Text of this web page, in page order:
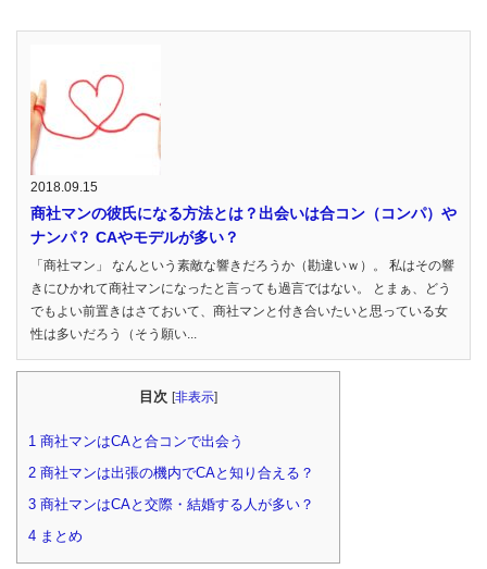
2018.09.15
商社マンの彼氏になる方法とは？出会いは合コン（コンパ）や
ナンパ？ CAやモデルが多い？
「商社マン」 なんという素敵な響きだろうか（勘違いｗ）。 私はその響
きにひかれて商社マンになったと言っても過言ではない。 とまぁ、どう
でもよい前置きはさておいて、商社マンと付き合いたいと思っている女
性は多いだろう（そう願い...
目次 [非表示]
1 商社マンはCAと合コンで出会う
2 商社マンは出張の機内でCAと知り合える？
3 商社マンはCAと交際・結婚する人が多い？
4 まとめ